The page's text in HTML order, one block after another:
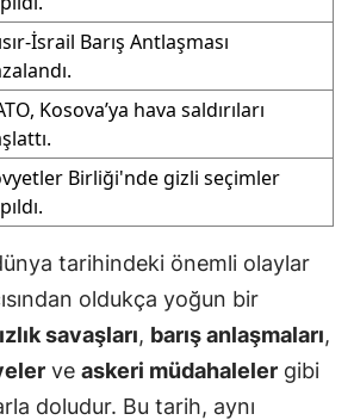
İsrail Barış Antlaşması
Kosova’ya hava saldırıları
Birliği'nde gizli seçimler
tarihindeki önemli olaylar
oldukça yoğun bir
savaşları, barış anlaşmaları,
ve askeri müdahaleler gibi
doludur. Bu tarih, aynı